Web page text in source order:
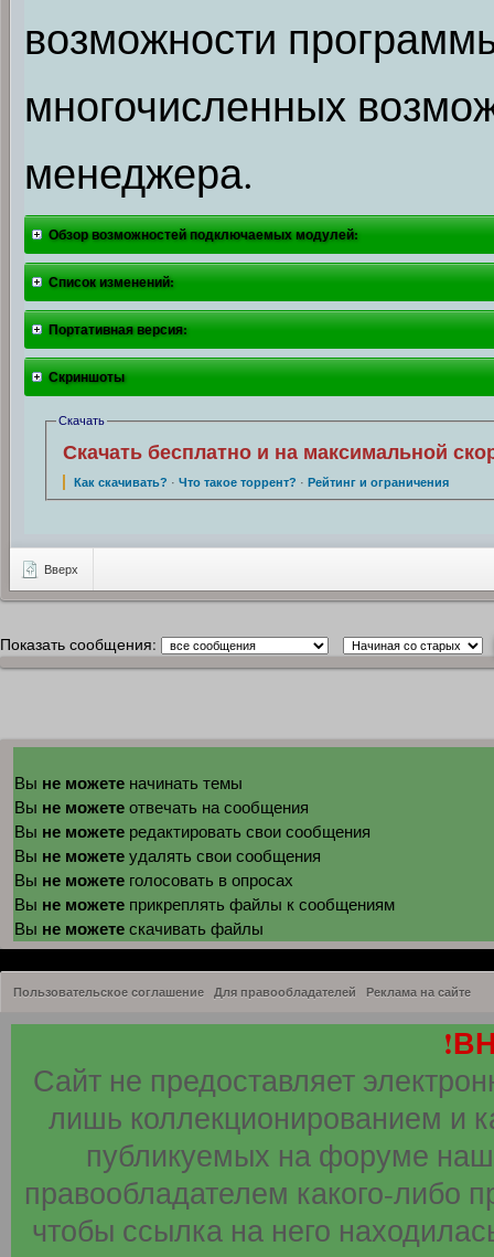
возможности
многочисленных
менеджера.
Обзор возможностей подключаемых модулей:
Список изменений:
Портативная версия:
Скриншоты
Скачать
Скачать бесплатно и на максимальной
Как скачивать? ·Что такое торрент? ·Рейтинг и ограничения
Вверх
Показать сообщения:
Вы не можете начинать темы
Вы не можете отвечать на сообщения
Вы не можете редактировать свои сообщения
Вы не можете удалять свои сообщения
Вы не можете голосовать в опросах
Вы не можете прикреплять файлы к сообщениям
Вы не можете скачивать файлы
Пользовательское соглашение Для правообладателей Реклама на сайте
Сайт не предоставляет
лишь коллекционированием и
публикуемых на форуме
правообладателем какого-либо
чтобы ссылка на него